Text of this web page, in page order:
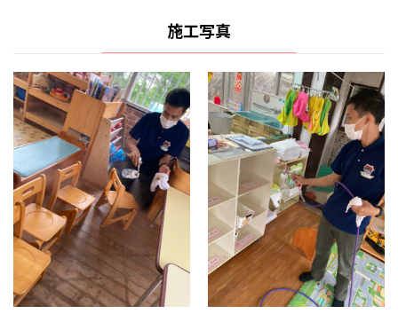
施工写真